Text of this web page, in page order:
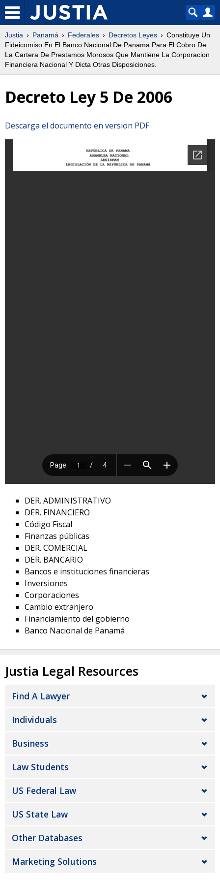
Justia Panamá Federales Decretos Leyes
Constituye Un
Fideicomiso En El Banco Nacional De Panama Para El Cobro De
La Cartera De Prestamos Morosos Que Mantiene La Corporacion
Financiera Nacional Y Dicta Otras Disposiciones.
Decreto Ley 5 De 2006
Descarga el documento en version PDF
DER. ADMINISTRATIVO
DER. FINANCIERO
Código Fiscal
Finanzas públicas
DER. COMERCIAL
DER. BANCARIO
Bancos e instituciones financieras
Inversiones
Corporaciones
Cambio extranjero
Financiamiento del gobierno
Banco Nacional de Panamá
Justia Legal Resources
Find A Lawyer
Individuals
Business
Law Students
US Federal Law
US State Law
Other Databases
Marketing Solutions